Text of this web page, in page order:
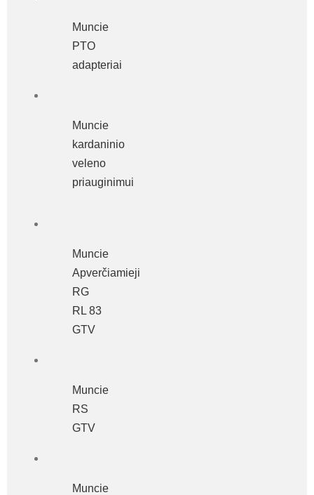
Muncie
PTO
adapteriai
Muncie
kardaninio
veleno
priauginimui
Muncie
Apverčiamieji
RG
RL 83
GTV
Muncie
RS
GTV
Muncie